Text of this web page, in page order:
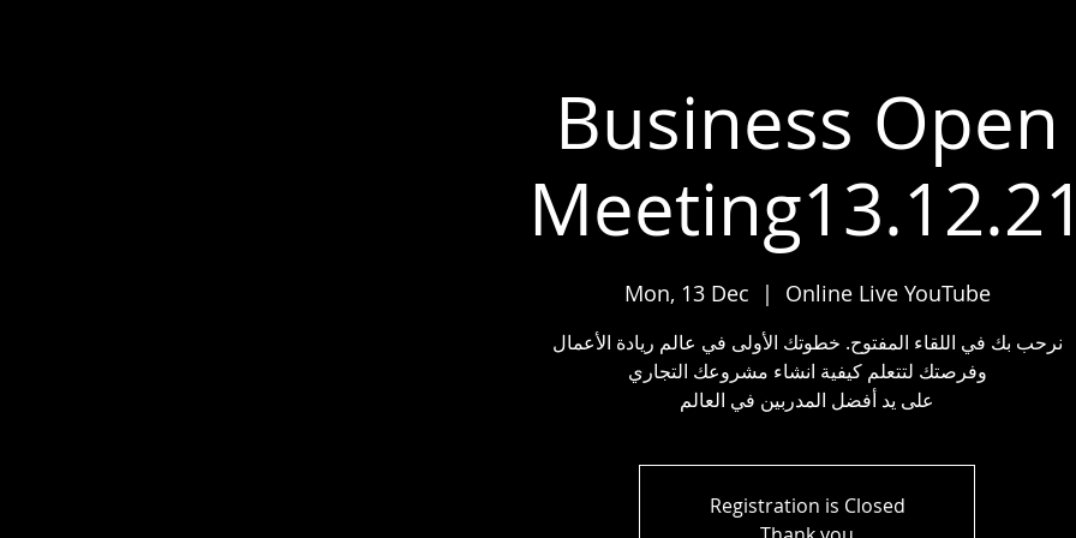
Business Open
Mon, 13 Dec
  |
Online Live YouTube
نرحب بك في اللقاء المفتوح. خطوتك الأولى في عالم ريادة الأعمال
وفرصتك لتتعلم كيفية انشاء مشروعك التجاري
على يد أفضل المدربين في العالم
Registration is Closed